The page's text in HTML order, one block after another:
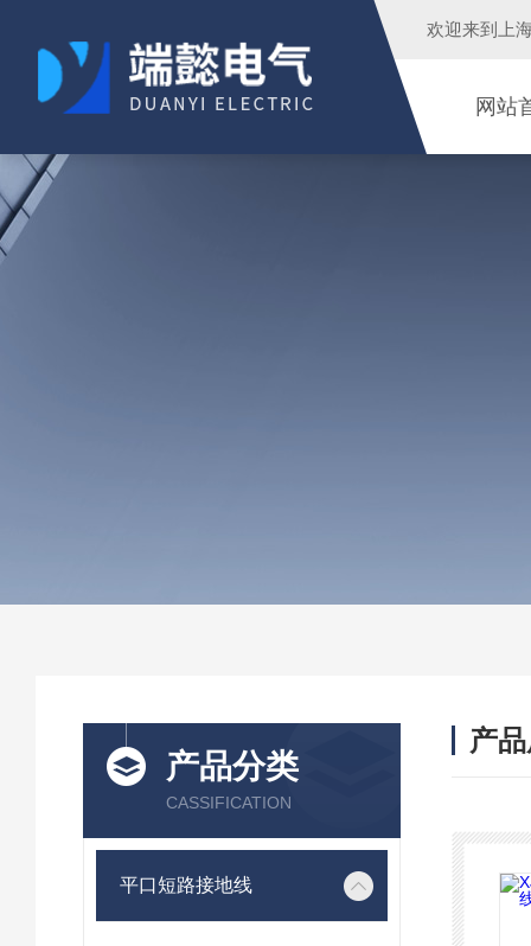
欢迎来到 上
网站
产品分类
CASSIFICATION
平口短路接地线
产